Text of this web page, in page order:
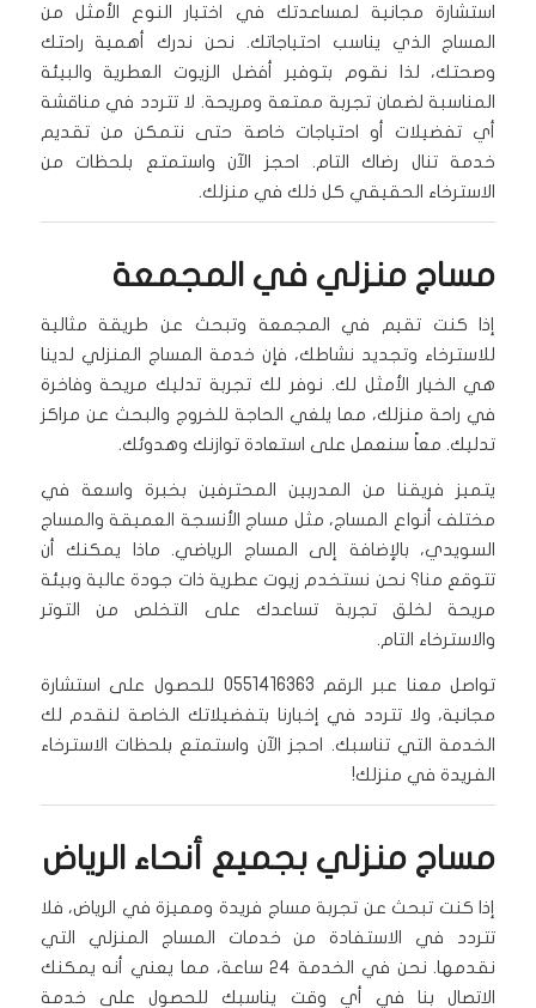
استشارة مجانية لمساعدتك في اختيار النوع الأمثل من
المساج الذي يناسب احتياجاتك. نحن ندرك أهمية راحتك
وصحتك، لذا نقوم بتوفير أفضل الزيوت العطرية والبيئة
المناسبة لضمان تجربة ممتعة ومريحة. لا تتردد في مناقشة
أي تفضيلات أو احتياجات خاصة حتى نتمكن من تقديم
خدمة تنال رضاك التام. احجز الآن واستمتع بلحظات من
الاسترخاء الحقيقي كل ذلك في منزلك.
مساج منزلي في المجمعة
إذا كنت تقيم في المجمعة وتبحث عن طريقة مثالية
للاسترخاء وتجديد نشاطك، فإن خدمة المساج المنزلي لدينا
هي الخيار الأمثل لك. نوفر لك تجربة تدليك مريحة وفاخرة
في راحة منزلك، مما يلغي الحاجة للخروج والبحث عن مراكز
تدليك. معاً سنعمل على استعادة توازنك وهدوئك.
يتميز فريقنا من المدربين المحترفين بخبرة واسعة في
مختلف أنواع المساج، مثل مساج الأنسجة العميقة والمساج
السويدي، بالإضافة إلى المساج الرياضي. ماذا يمكنك أن
تتوقع منا؟ نحن نستخدم زيوت عطرية ذات جودة عالية وبيئة
مريحة لخلق تجربة تساعدك على التخلص من التوتر
والاسترخاء التام.
تواصل معنا عبر الرقم 0551416363 للحصول على استشارة
مجانية، ولا تتردد في إخبارنا بتفضيلاتك الخاصة لنقدم لك
الخدمة التي تناسبك. احجز الآن واستمتع بلحظات الاسترخاء
الفريدة في منزلك!
مساج منزلي بجميع أنحاء الرياض
إذا كنت تبحث عن تجربة مساج فريدة ومميزة في الرياض، فلا
تتردد في الاستفادة من خدمات المساج المنزلي التي
نقدمها. نحن في الخدمة ٢٤ ساعة، مما يعني أنه يمكنك
الاتصال بنا في أي وقت يناسبك للحصول على خدمة